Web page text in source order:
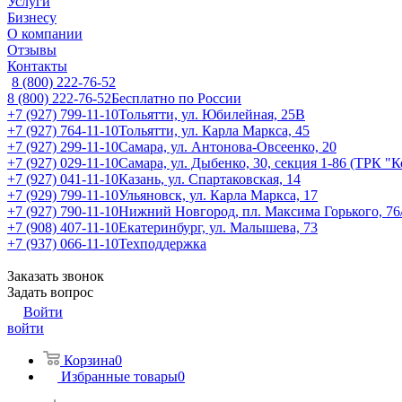
Бизнесу
О компании
Отзывы
Контакты
8 (800) 222-76-52
8 (800) 222-76-52Бесплатно по России
+7 (927) 799-11-10Тольятти, ул. Юбилейная, 25В
+7 (927) 764-11-10Тольятти, ул. Карла Маркса, 45
+7 (927) 299-11-10Самара, ул. Антонова-Овсеенко, 20
+7 (927) 029-11-10Самара, ул. Дыбенко, 30, секция 1-86 (ТРК
+7 (927) 041-11-10Казань, ул. Спартаковская, 14
+7 (929) 799-11-10Ульяновск, ул. Карла Маркса, 17
+7 (927) 790-11-10Нижний Новгород, пл. Максима Горького,
+7 (908) 407-11-10Екатеринбург, ул. Малышева, 73
+7 (937) 066-11-10Техподдержка
Заказать звонок
Задать вопрос
Войти
войти
Корзина0
Избранные товары0